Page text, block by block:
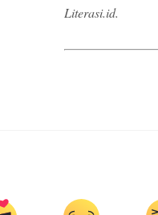
Literasi.id.